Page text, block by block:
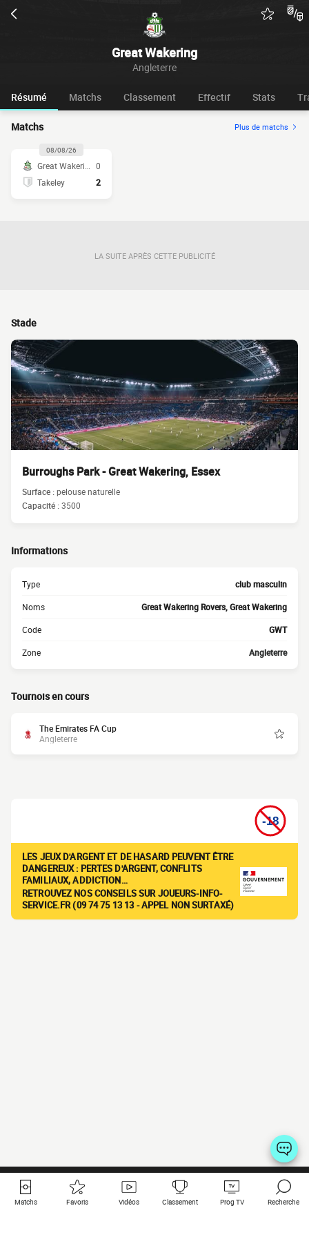
Great Wakering
Angleterre
Résumé Matchs Classement Effectif Stats
Matchs Plus de matchs
08/08/26
0
Takeley
2
LA SUITE APRÈS CETTE PUBLICITÉ
Stade
Burroughs Park - Great Wakering, Essex
Surface :pelouse naturelle
Capacité :3500
Informations
Type club masculin
Noms Great Wakering Rovers, Great Wakering
Code GWT
Zone Angleterre
Tournois en cours
The Emirates FA Cup
Angleterre
LES JEUX D'ARGENT ET DE HASARD PEUVENT ÊTRE
DANGEREUX : PERTES D'ARGENT, CONFLITS
FAMILIAUX, ADDICTION…
RETROUVEZ NOS CONSEILS SUR JOUEURS-INFO-
SERVICE.FR (09 74 75 13 13 - APPEL NON SURTAXÉ)
Matchs Favoris Vidéos Classement Prog TV Recherche